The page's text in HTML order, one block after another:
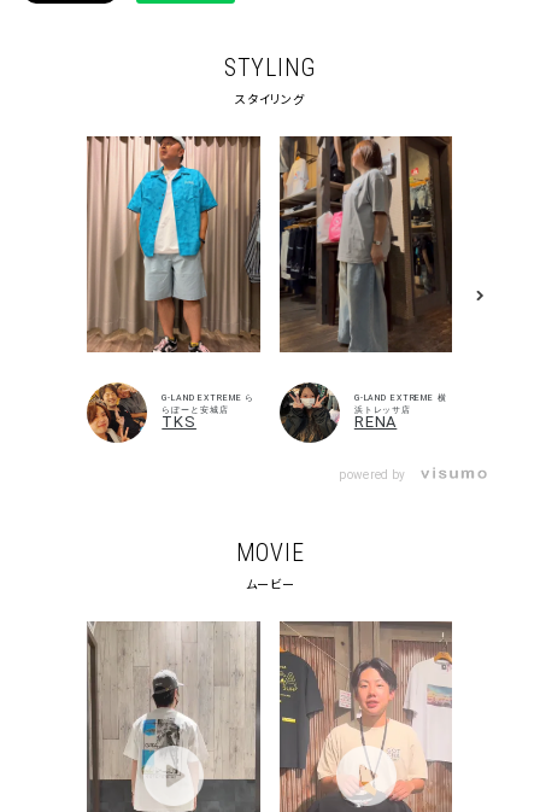
STYLING
スタイリング
G-LAND EXTREME ら
らぽーと安城店
TKS
G-LAND EXTREME 横
浜トレッサ店
RENA
powered by
MOVIE
ムービー